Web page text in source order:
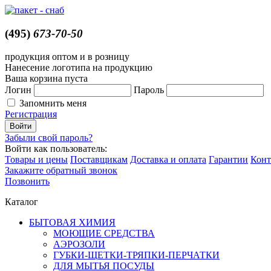
(495) 673-70-50
продукция оптом и в розницу
Нанесение логотипа на продукцию
Ваша корзина пуста
Логин
Пароль
Запомнить меня
Регистрация
Забыли свой пароль?
Войти как пользователь:
Товары и цены Поставщикам Доставка и оплата Гарантии
Закажите обратный звонок
Позвонить
Каталог
БЫТОВАЯ ХИМИЯ
МОЮЩИЕ СРЕДСТВА
АЭРОЗОЛИ
ГУБКИ-ЩЕТКИ-ТРЯПКИ-ПЕРЧАТКИ
ДЛЯ МЫТЬЯ ПОСУДЫ